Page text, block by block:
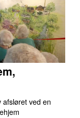
ved en